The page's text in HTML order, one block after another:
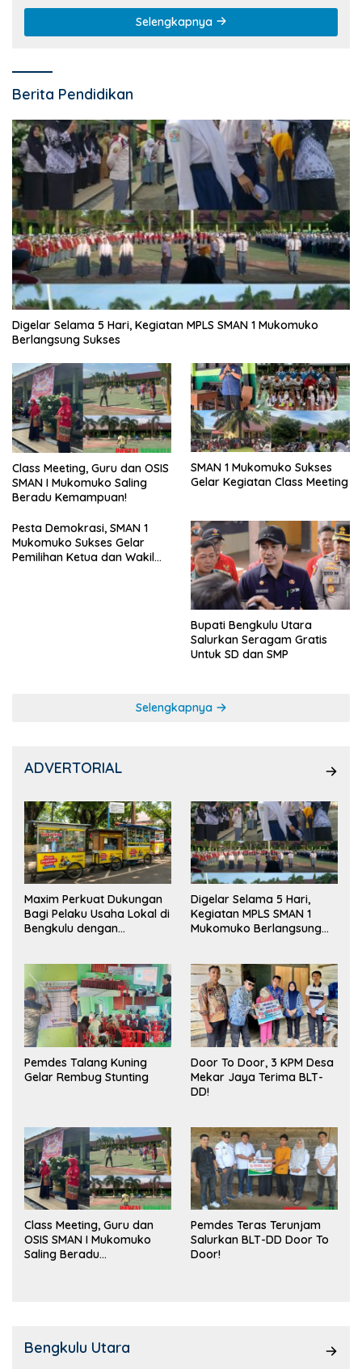
Selengkapnya
Berita Pendidikan
Digelar Selama 5 Hari, Kegiatan MPLS SMAN 1 Mukomuko
Berlangsung Sukses
Class Meeting, Guru dan OSIS
SMAN I Mukomuko Saling
Beradu Kemampuan!
SMAN 1 Mukomuko Sukses
Gelar Kegiatan Class Meeting
Pesta Demokrasi, SMAN 1
Mukomuko Sukses Gelar
Pemilihan Ketua dan Wakil
Bupati Bengkulu Utara
Salurkan Seragam Gratis
Untuk SD dan SMP
Selengkapnya
ADVERTORIAL
Maxim Perkuat Dukungan
Bagi Pelaku Usaha Lokal di
Bengkulu dengan
Pasar
Digelar Selama 5 Hari,
Kegiatan MPLS SMAN 1
Mukomuko Berlangsung
Pemdes Talang Kuning
Gelar Rembug Stunting
Door To Door, 3 KPM Desa
Mekar Jaya Terima BLT-
DD!
Class Meeting, Guru dan
OSIS SMAN I Mukomuko
Saling Beradu
Pemdes Teras Terunjam
Salurkan BLT-DD Door To
Door!
Bengkulu Utara